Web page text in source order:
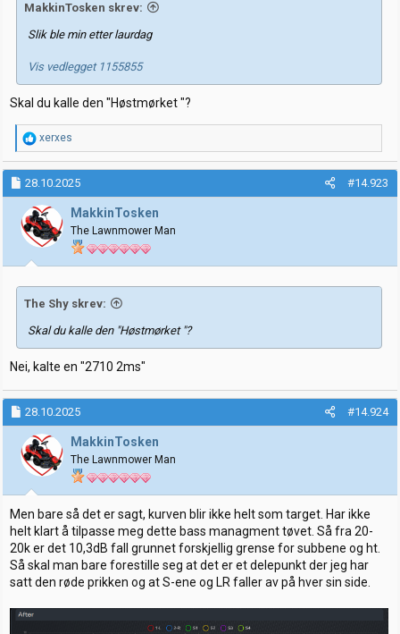
MakkinTosken skrev:
Slik ble min etter laurdag
Vis vedlegget 1155855
Skal du kalle den "Høstmørket "?
R
e
a
k
j
o
n
e
r
xerxes
28.10.2025 #14.923
MakkinTosken
The Lawnmower Man
The Shy skrev:
Skal du kalle den "Høstmørket "?
Nei, kalte en "2710 2ms"
28.10.2025 #14.924
MakkinTosken
The Lawnmower Man
Men bare så det er sagt, kurven blir ikke helt som target. Har ikke
helt klart å tilpasse meg dette bass managment tøvet. Så fra 20-
20k er det 10,3dB fall grunnet forskjellig grense for subbene og ht.
Så skal man bare forestille seg at det er et delepunkt der jeg har
satt den røde prikken og at S-ene og LR faller av på hver sin side.